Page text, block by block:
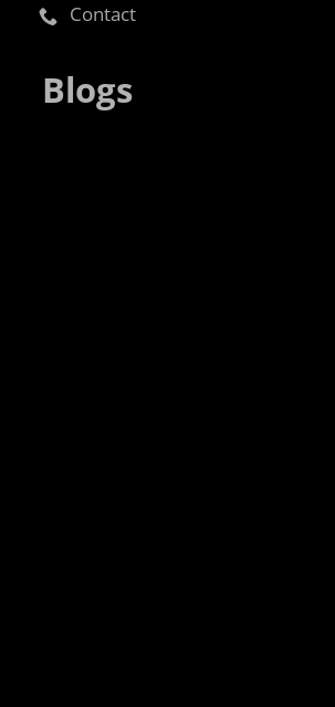
Contact
Blogs